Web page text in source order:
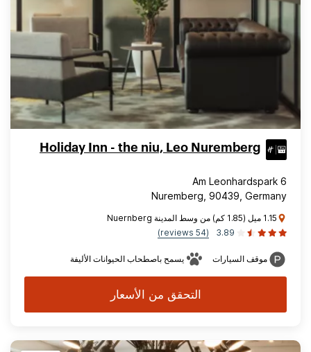
Holiday Inn - the niu, Leo Nuremberg
Am Leonhardspark 6
Nuremberg, 90439, Germany
1.15 ميل (1.85 كم) من وسط المدينة Nuernberg
3.89
(54 reviews)
موقف السيارات يسمح باصطحاب الحيوانات الأليفة
التحقق من الأسعار